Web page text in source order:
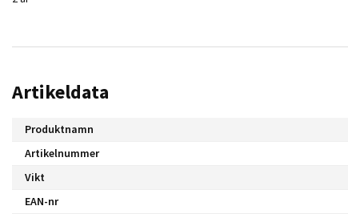
Artikeldata
Produktnamn
Artikelnummer
Vikt
EAN-nr